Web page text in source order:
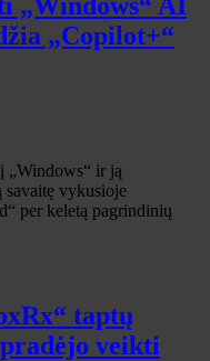
„Copilot+“
„Windows“ ir ją
savaitę vykusioje
per keletą pagrindinių
taptų
veikti